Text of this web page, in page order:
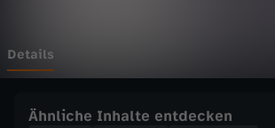
g
Details
Ähnliche Inhalte entdecken